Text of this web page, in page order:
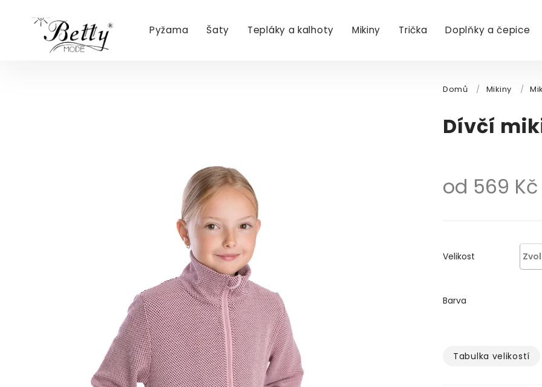
Pyžama Šaty Tepláky a kalhoty Mikiny Trička Doplňky a čepice
Domů / Mikiny /
Dívčí
od 569 Kč
Velikost
Barva
Tabulka velikostí­